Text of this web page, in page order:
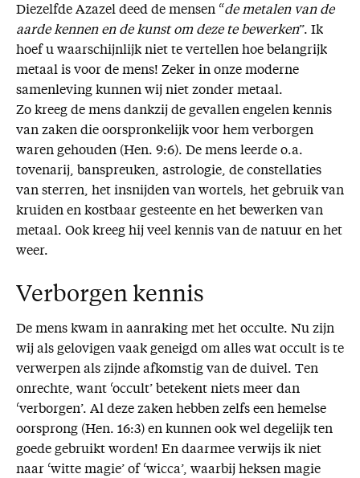
Diezelfde Azazel deed de mensen “de metalen van de
aarde kennen en de kunst om deze te bewerken”. Ik
hoef u waarschijnlijk niet te vertellen hoe belangrijk
metaal is voor de mens! Zeker in onze moderne
samenleving kunnen wij niet zonder metaal.
Zo kreeg de mens dankzij de gevallen engelen kennis
van zaken die oorspronkelijk voor hem verborgen
waren gehouden (Hen. 9:6). De mens leerde o.a.
tovenarij, banspreuken, astrologie, de constellaties
van sterren, het insnijden van wortels, het gebruik van
kruiden en kostbaar gesteente en het bewerken van
metaal. Ook kreeg hij veel kennis van de natuur en het
weer.
Verborgen kennis
De mens kwam in aanraking met het occulte. Nu zijn
wij als gelovigen vaak geneigd om alles wat occult is te
verwerpen als zijnde afkomstig van de duivel. Ten
onrechte, want ‘occult’ betekent niets meer dan
‘verborgen’. Al deze zaken hebben zelfs een hemelse
oorsprong (Hen. 16:3) en kunnen ook wel degelijk ten
goede gebruikt worden! En daarmee verwijs ik niet
naar ‘witte magie’ of ‘wicca’, waarbij heksen magie